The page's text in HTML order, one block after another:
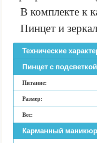
В комплекте к
Пинцет и
Технические
Пинцет с подсветкой
Питание:
Размер:
Вес:
Карманный